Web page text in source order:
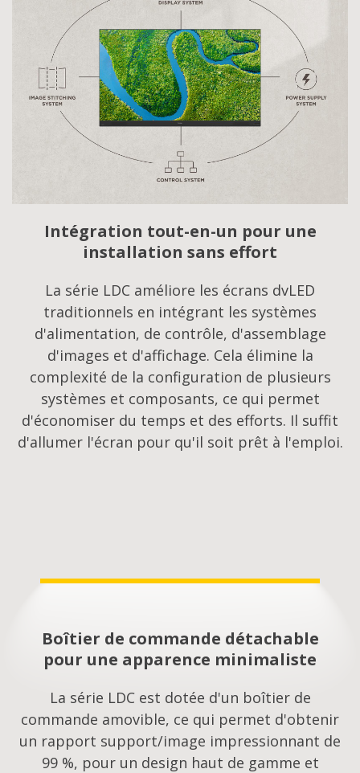
Intégration tout-en-un pour une
installation sans effort
La série LDC améliore les écrans dvLED
traditionnels en intégrant les systèmes
d'alimentation, de contrôle, d'assemblage
d'images et d'affichage. Cela élimine la
complexité de la configuration de plusieurs
systèmes et composants, ce qui permet
d'économiser du temps et des efforts. Il suffit
d'allumer l'écran pour qu'il soit prêt à l'emploi.
Boîtier de commande détachable
pour une apparence minimaliste
La série LDC est dotée d'un boîtier de
commande amovible, ce qui permet d'obtenir
un rapport support/image impressionnant de
99 %, pour un design haut de gamme et